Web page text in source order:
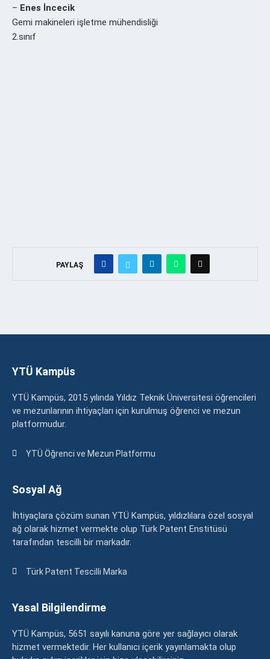
– Enes İncecik
Gemi makineleri işletme mühendisliği
2.sınıf
PAYLAŞ
YTÜ Kampüs
YTÜ Kampüs, 2015 yılında Yıldız Teknik Üniversitesi öğrencileri
ve mezunlarının ihtiyaçları için kurulmuş öğrenci ve mezun
platformudur.
YTÜ Öğrenci ve Mezun Platformu
Sosyal Ağ
İhtiyaçlara çözüm sunan YTÜ Kampüs, yıldızlılara özel sosyal
ağ olarak hizmet vermekte olup Türk Patent Enstitüsü
tarafından tescilli bir markadır.
Türk Patent Tescilli Marka
Yasal Bilgilendirme
YTÜ Kampüs, 5651 sayılı kanuna göre yer sağlayıcı olarak
hizmet vermektedir. Her kullanıcı içerik yayınlamakta olup